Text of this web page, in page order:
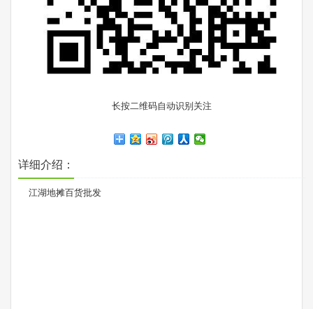
长按二维码自动识别关注
详细介绍：
江湖地摊百货批发